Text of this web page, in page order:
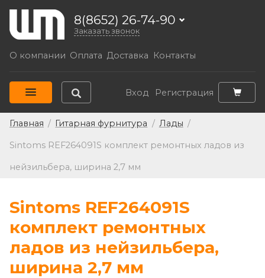
8(8652) 26-74-90
Заказать звонок
О компании Оплата Доставка Контакты
Вход Регистрация
Главная / Гитарная фурнитура / Лады /
Sintoms REF264091S комплект ремонтных ладов из
нейзильбера, ширина 2,7 мм
Sintoms REF264091S
комплект ремонтных
ладов из нейзильбера,
ширина 2,7 мм